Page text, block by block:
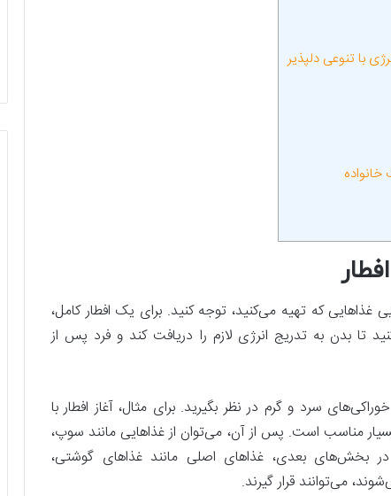
غذاهایی که تهیه می‌کنید، توجه کنید. برای یک افطار کامل،
تا بدن به تدریج انرژی لازم را دریافت کند و فرد پس از
سرد و گرم در نظر بگیرید. برای مثال، آغاز افطار با
مناسب است. پس از آن، می‌توان از غذاهایی مانند سوپ،
در بخش‌های بعدی، غذاهای اصلی مانند غذاهای گوشتی،
می‌توانند قرار گیرند.